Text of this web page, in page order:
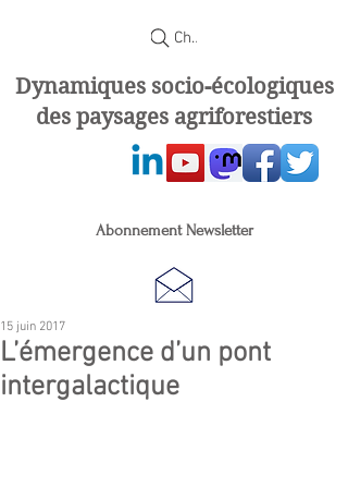
Chercher
Dynamiques socio-écologiques
des paysages agriforestiers
Abonnement Newsletter
L’émergence d’un pont
intergalactique
15 juin 2017